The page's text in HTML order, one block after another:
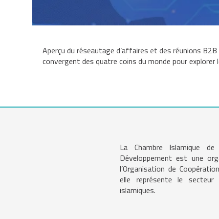
Aperçu du réseautage d’affaires et des réunions
convergent des quatre coins du monde pour
La Chambre Islamique
Développement est une
l’Organisation de
elle représente le
islamiques.